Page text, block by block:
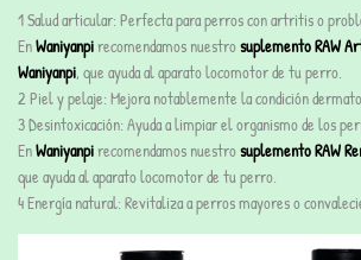
1️ Salud articular: Perfecta para perros con artritis o
EnWaniyanpirecomendamos nuestrosuplemento RAW
Waniyanpi, que ayuda al aparato locomotor de tu perro.
2️ Piel y pelaje: Mejora notablemente la condición
3️ Desintoxicación: Ayuda a limpiar el organismo de los
EnWaniyanpirecomendamos nuestrosuplemento RAW
que ayuda al aparato locomotor de tu perro.
4️ Energía natural: Revitaliza a perros mayores o